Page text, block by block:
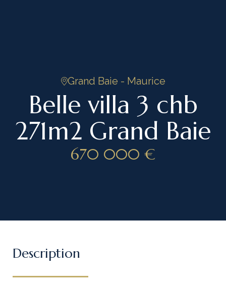
Grand Baie - Maurice
Belle villa 3 chb
271m2 Grand Baie
670 000 €
Description